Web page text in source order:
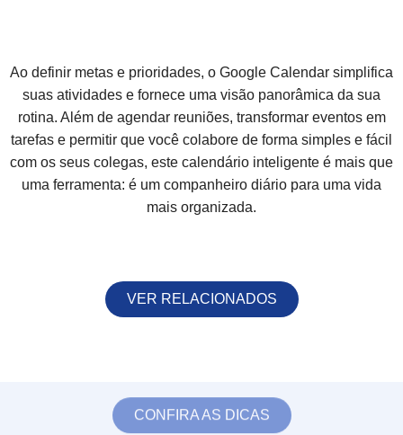
Ao definir metas e prioridades, o Google Calendar simplifica
suas atividades e fornece uma visão panorâmica da sua
rotina. Além de agendar reuniões, transformar eventos em
tarefas e permitir que você colabore de forma simples e fácil
com os seus colegas, este calendário inteligente é mais que
uma ferramenta: é um companheiro diário para uma vida
mais organizada.
VER RELACIONADOS
CONFIRA AS DICAS